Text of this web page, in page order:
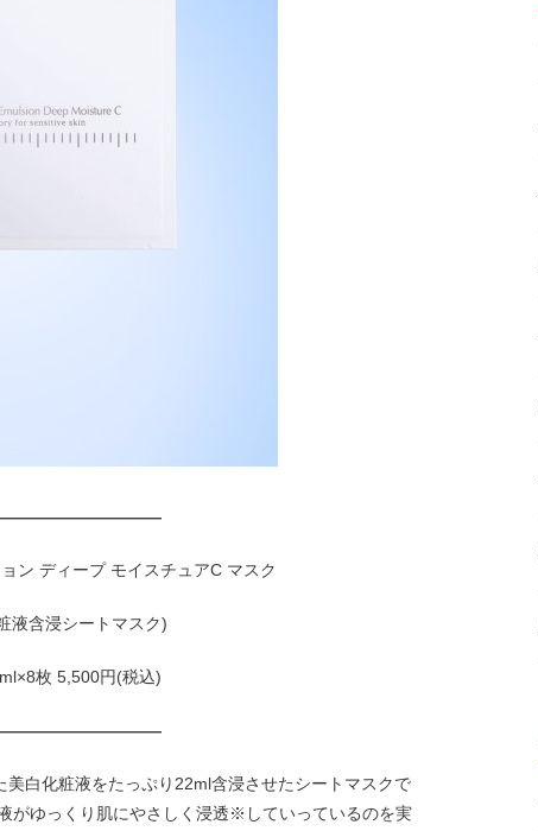
ン ディープ モイスチュアC マスク
液含浸シートマスク)
枚 5,500円(税込)
白化粧液をたっぷり22ml含浸させたシートマスクで
がゆっくり肌にやさしく浸透※していっているのを実